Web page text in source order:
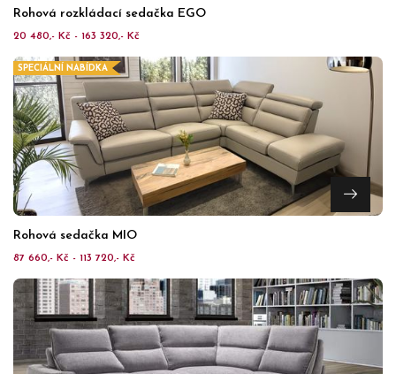
Rohová rozkládací sedačka EGO
20 480,- Kč - 163 320,- Kč
SPECIÁLNÍ NABÍDKA
Rohová sedačka MIO
87 660,- Kč - 113 720,- Kč